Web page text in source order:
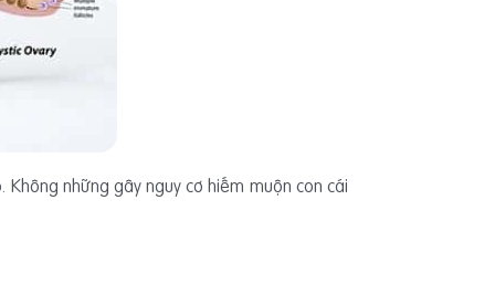
những gây nguy cơ hiếm muộn con cái